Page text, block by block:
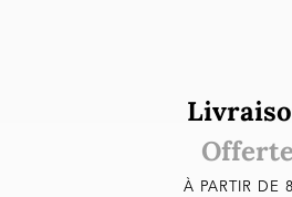
Offerte
À PARTIR DE